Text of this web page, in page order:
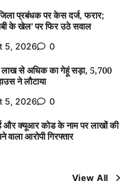
प्रबंधक पर केस दर्ज, फरार;
के खेल’ पर फिर उठे सवाल
5, 2026 0
लाख से अधिक का गेहूं सड़ा, 5,700
ने लौटाया
5, 2026 0
और क्यूआर कोड के नाम पर लाखों की
वाला आरोपी गिरफ्तार
पुलिस की सख्त कार्रवाई
View All